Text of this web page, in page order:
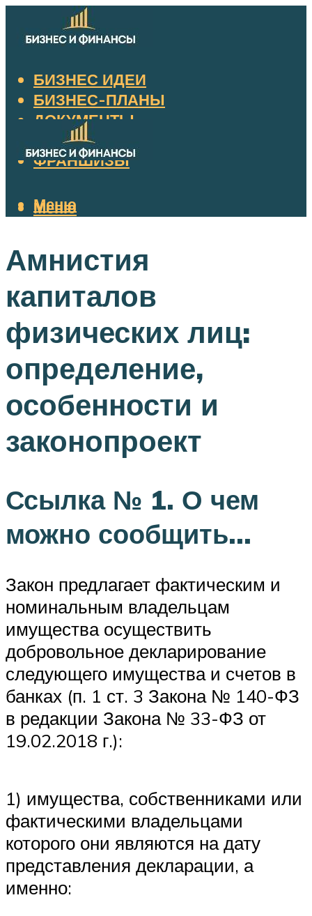
БИЗНЕС ИДЕИ
БИЗНЕС-ПЛАНЫ
ДОКУМЕНТЫ
НАЛОГИ
ФРАНШИЗЫ
Меню
Меню
Амнистия
капиталов
физических лиц:
определение,
особенности и
законопроект
Ссылка № 1. О чем
можно сообщить…
Закон предлагает фактическим и
номинальным владельцам
имущества осуществить
добровольное декларирование
следующего имущества и счетов в
банках (п. 1 ст. 3 Закона № 140-ФЗ
в редакции Закона № 33-ФЗ от
19.02.2018 г.):
1) имущества, собственниками или
фактическими владельцами
которого они являются на дату
представления декларации, а
именно: